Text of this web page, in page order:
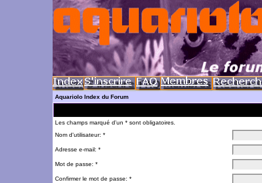
Aquariolo Index du Forum
Les champs marqué d'un * sont obligatoires.
Nom d'utilisateur: *
Adresse e-mail: *
Mot de passe: *
Confirmer le mot de passe: *